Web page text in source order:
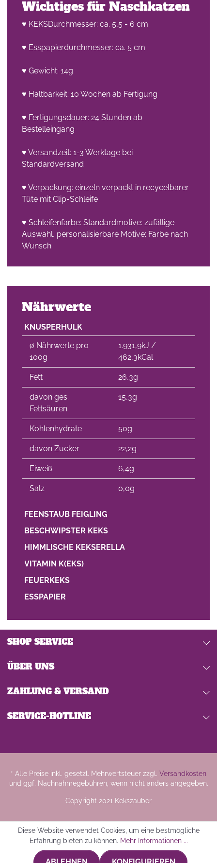
Wichtiges für Naschkatzen
♥ KEKSDurchmesser: ca. 5,5 - 6 cm
♥ Esspapierdurchmesser: ca. 5 cm
♥ Gewicht: 14g
♥ Haltbarkeit: 10 Wochen ab Fertigung
♥ Fertigungsdauer: 24 Stunden ab
Bestelleingang
♥ Versandzeit: 1-3 Werktage bei
Standardversand
♥ Verpackung: einzeln verpackt in recycelbarer
Tüte mit Clip-Schleife
♥ Schleifenfarbe: Standardmotive: zufällige
Auswahl, personalisierbare Motive: Farbe nach
Wunsch
Nährwerte
KNUSPERHULK
∅ Nährwerte pro
100g
1.931,9kJ /
462,3kCal
Fett 26,3g
davon ges.
Fettsäuren
15,3g
Kohlenhydrate 50g
davon Zucker 22,2g
Eiweiß 6,4g
Salz 0,0g
FEENSTAUB FEIGLING
BESCHWIPSTER KEKS
HIMMLISCHE KEKSERELLA
VITAMIN K(EKS)
FEUERKEKS
ESSPAPIER
SERVICE-HOTLINE
SHOP SERVICE
ÜBER UNS
ZAHLUNG & VERSAND
* Alle Preise inkl. gesetzl. Mehrwertsteuer zzgl. Versandkosten
und ggf. Nachnahmegebühren, wenn nicht anders angegeben.
Copyright 2021 Kekszauber
Diese Website verwendet Cookies, um eine bestmögliche
Erfahrung bieten zu können. Mehr Informationen ...